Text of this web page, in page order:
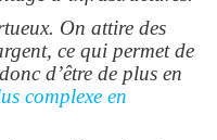
On attire des
ce qui permet de
d’être de plus en
complexe en